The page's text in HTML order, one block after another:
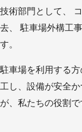
技術部門として、
去、 駐車場外構工
す。
駐車場を利用する
工し、設備が安全
が、私たちの役割で